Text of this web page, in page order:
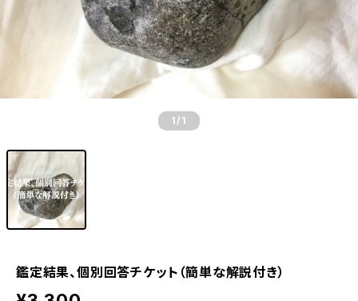
1 /1
鑑定結果、個別回答チケット（簡単な解説付き）